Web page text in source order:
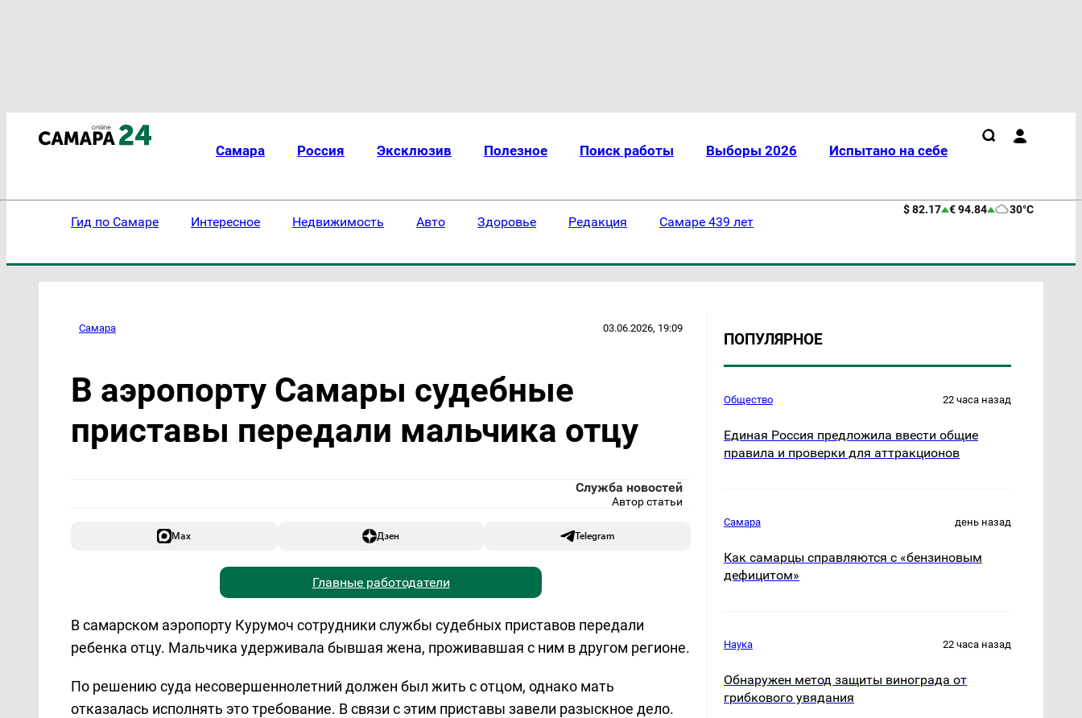
Самара Россия Эксклюзив Полезное Поиск работы Выборы 2026 Испытано на себе
Гид по Самаре Интересное Недвижимость Авто Здоровье Редакция Самаре 439 лет
$ 82.17 € 94.84 30°C
Самара 03.06.2026, 19:09
В аэропорту Самары судебные
приставы передали мальчика отцу
Служба новостей
Автор статьи
Max Дзен Telegram
Главные работодатели
В самарском аэропорту Курумоч сотрудники службы судебных приставов передали
ребенка отцу. Мальчика удерживала бывшая жена, проживавшая с ним в другом регионе.
По решению суда несовершеннолетний должен был жить с отцом, однако мать
отказалась исполнять это требование. В связи с этим приставы завели разыскное дело.
ПОПУЛЯРНОЕ
Общество 22 часа назад
Единая Россия предложила ввести общие
правила и проверки для аттракционов
Самара день назад
Как самарцы справляются с «бензиновым
дефицитом»
Наука 22 часа назад
Обнаружен метод защиты винограда от
грибкового увядания